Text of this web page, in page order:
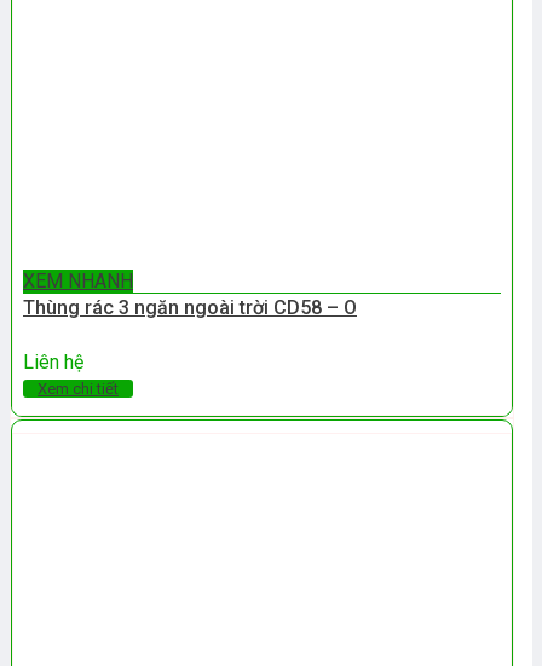
XEM NHANH
Thùng rác 3 ngăn ngoài trời CD58 – O
Liên hệ
Xem chi tiết